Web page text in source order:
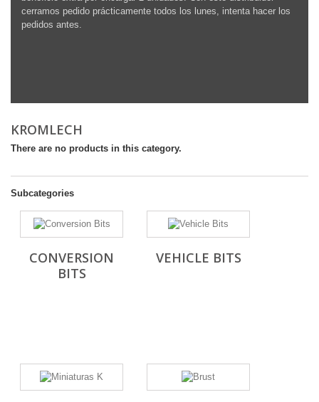
cerramos pedido prácticamente todos los lunes, intenta hacer los
pedidos antes.
KROMLECH
There are no products in this category.
Subcategories
CONVERSION
BITS
VEHICLE BITS